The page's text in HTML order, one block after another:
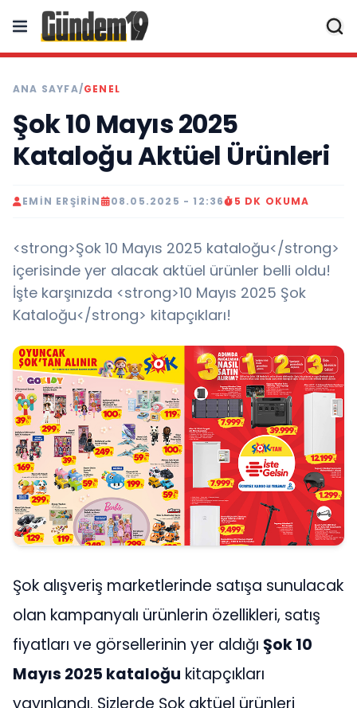
ANA SAYFA/GENEL
Şok 10 Mayıs 2025
Kataloğu Aktüel Ürünleri
EMIN ERŞİRİN 08.05.2025 - 12:36 5 DK OKUMA
<strong>Şok 10 Mayıs 2025 kataloğu</strong>
içerisinde yer alacak aktüel ürünler belli oldu!
İşte karşınızda <strong>10 Mayıs 2025 Şok
Kataloğu</strong> kitapçıkları!
Şok alışveriş marketlerinde satışa sunulacak
olan kampanyalı ürünlerin özellikleri, satış
fiyatları ve görsellerinin yer aldığı Şok 10
Mayıs 2025 kataloğu kitapçıkları
yayınlandı. Sizlerde Şok aktüel ürünleri